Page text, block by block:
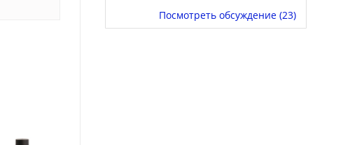
Посмотреть обсуждение (23)